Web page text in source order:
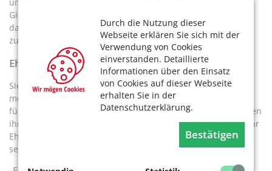
Durch die Nutzung dieser
Webseite erklären Sie sich mit der
Verwendung von Cookies
einverstanden. Detaillierte
Informationen über den Einsatz
von Cookies auf dieser Webseite
erhalten Sie in der
Datenschutzerklärung.
Bestätigen
Gisela Schuler nahe“, sagt sie. „Es ist wirklich erstaunlich,
dass sie meistens nach zwanzig Minuten ausgeglichen und
zufrieden zurück in die Klasse kommen“, ergänzt Volkmer.
Ehrenamt, das Schulkindern hilft
Sie möchte auf die Unterstützung der Seniorpartner nicht
mehr verzichten. „Die beiden sind eine echte Bereicherung
für den Schulfrieden“, sagt sie. Auch die „Vermittler“ möchten
ihre Aufgabe nicht mehr missen. Seit vier Jahren üben sie ihr
Ehrenamt aus, von dem sie begeistert sind und das sie für
sehr sinnvoll halten.